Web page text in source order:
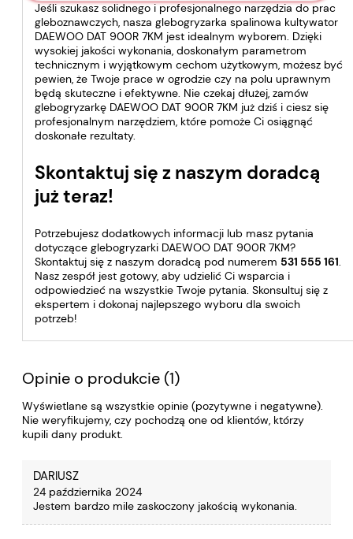
Jeśli szukasz solidnego i profesjonalnego narzędzia do prac
gleboznawczych, nasza glebogryzarka spalinowa kultywator
DAEWOO DAT 900R 7KM jest idealnym wyborem. Dzięki
wysokiej jakości wykonania, doskonałym parametrom
technicznym i wyjątkowym cechom użytkowym, możesz być
pewien, że Twoje prace w ogrodzie czy na polu uprawnym
będą skuteczne i efektywne. Nie czekaj dłużej, zamów
glebogryzarkę DAEWOO DAT 900R 7KM już dziś i ciesz się
profesjonalnym narzędziem, które pomoże Ci osiągnąć
doskonałe rezultaty.
Skontaktuj się z naszym doradcą
już teraz!
Potrzebujesz dodatkowych informacji lub masz pytania
dotyczące glebogryzarki DAEWOO DAT 900R 7KM?
Skontaktuj się z naszym doradcą pod numerem 531 555 161.
Nasz zespół jest gotowy, aby udzielić Ci wsparcia i
odpowiedzieć na wszystkie Twoje pytania. Skonsultuj się z
ekspertem i dokonaj najlepszego wyboru dla swoich
potrzeb!
Opinie o produkcie (1)
Wyświetlane są wszystkie opinie (pozytywne i negatywne).
Nie weryfikujemy, czy pochodzą one od klientów, którzy
kupili dany produkt.
DARIUSZ
24 października 2024
Jestem bardzo mile zaskoczony jakością wykonania.